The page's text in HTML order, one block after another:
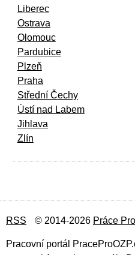
Liberec
Ostrava
Olomouc
Pardubice
Plzeň
Praha
Střední Čechy
Ústí nad Labem
Jihlava
Zlín
RSS © 2014-2026 Práce
Pracovní portál